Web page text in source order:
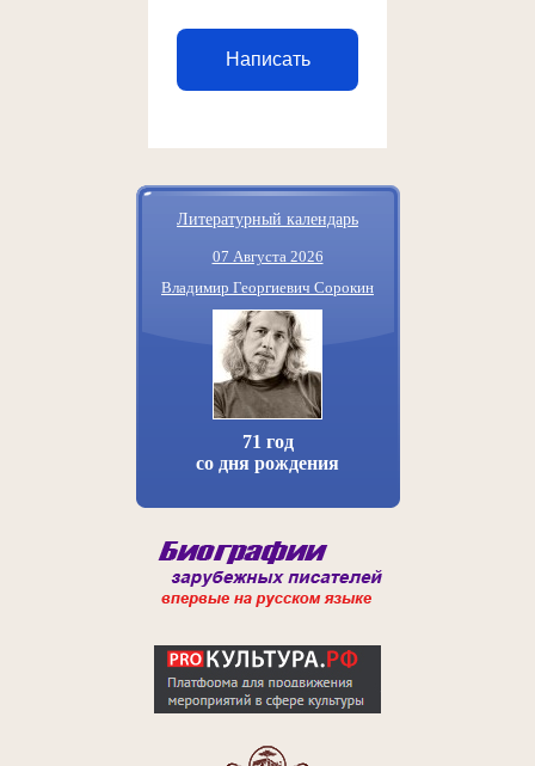
Написать
Литературный календарь
07 Августа 2026
Владимир Георгиевич Сорокин
71 год
со дня рождения